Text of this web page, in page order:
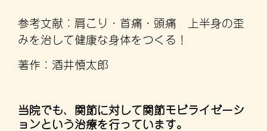
参考文献：肩こり・首痛・頭痛 上半身の歪
みを治して健康な身体をつくる！
著作：酒井慎太郎
当院でも、関節に対して関節モビライゼーシ
ョンという治療を行っています。